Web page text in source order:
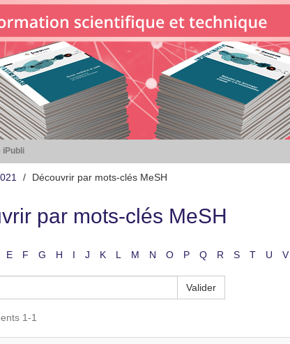
iPubli
Découvrir par mots-clés MeSH
par mots-clés MeSH
E F G H I J K L M N O P Q R S T U V
Valider
1-1